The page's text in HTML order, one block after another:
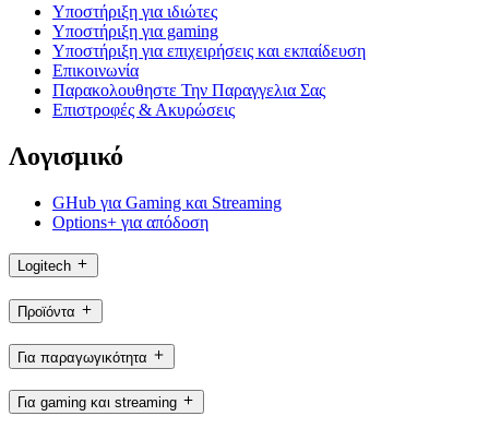
Υποστήριξη για ιδιώτες
Υποστήριξη για gaming
Υποστήριξη για επιχειρήσεις και εκπαίδευση
Επικοινωνία
Παρακολουθηστε Την Παραγγελια Σας
Επιστροφές & Ακυρώσεις
Λογισμικό
GHub για Gaming και Streaming
Options+ για απόδοση
Logitech
Προϊόντα
Για παραγωγικότητα
Για gaming και streaming